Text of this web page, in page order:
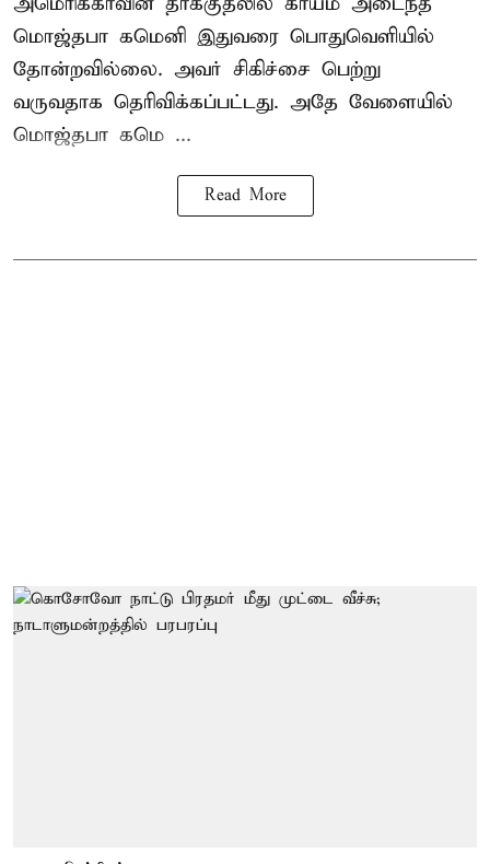
மொஜ்தபா கமெனி இதுவரை பொதுவெளியில்
தோன்றவில்லை. அவர் சிகிச்சை பெற்று
வருவதாக தெரிவிக்கப்பட்டது. அதே வேளையில்
மொஜ்தபா கமெ ...
Read More